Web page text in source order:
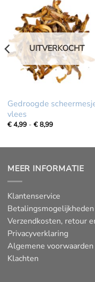
UITVERKOCHT
Gedroogde
vlees
€4,99 - €8,99Prijsklasse:
€
MEER INFORMATIE
Klantenservice
Betalingsmogelijkheden
Verzendkosten, retour
Privacyverklaring
Algemene voorwaarden
Klachten